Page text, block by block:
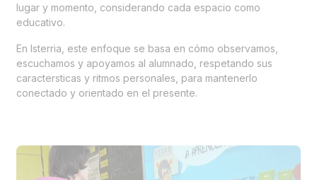
lugar y momento, considerando cada espacio como
educativo.
En Isterria, este enfoque se basa en cómo observamos,
escuchamos y apoyamos al alumnado, respetando sus
caractersticas y ritmos personales, para mantenerlo
conectado y orientado en el presente.